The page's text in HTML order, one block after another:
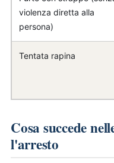
violenza diretta alla
persona)
Tentata rapina
Cosa succede
l'arresto